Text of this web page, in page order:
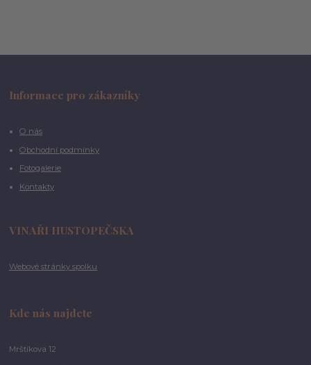
Informace pro zákazníky
O nás
Obchodní podmínky
Fotogalerie
Kontakty
VINAŘI HUSTOPEČSKA
Webové stránky spolku
Kde nás najdete
Mrštíkova 12